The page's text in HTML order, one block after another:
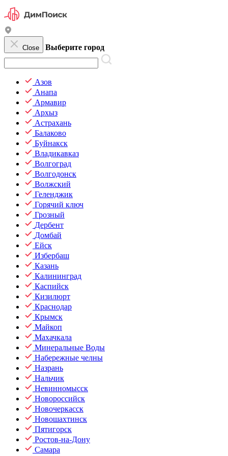
Close Выберите город
Азов
Анапа
Армавир
Архыз
Астрахань
Балаково
Буйнакск
Владикавказ
Волгоград
Волгодонск
Волжский
Геленджик
Горячий ключ
Грозный
Дербент
Домбай
Ейск
Избербаш
Казань
Калининград
Каспийск
Кизилюрт
Краснодар
Крымск
Майкоп
Махачкала
Минеральные Воды
Набережные челны
Назрань
Нальчик
Невинномысск
Новороссийск
Новочеркасск
Новошахтинск
Пятигорск
Ростов-на-Дону
Самара